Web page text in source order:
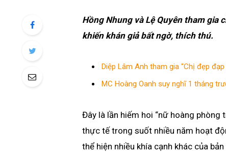
Hồng Nhung và Lệ Quyên tham gia
khiến khán giả bất ngờ, thích thú.
Diệp Lâm Anh tham gia "Chị đẹp
MC Hoàng Oanh suy nghĩ 1 tháng
Đây là lần hiếm hoi “nữ hoàng
thực tế trong suốt nhiều năm hoạt
thể hiện nhiều khía cạnh khác của